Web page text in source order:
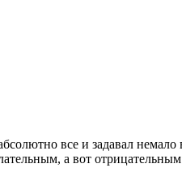
все и задавал немало
а вот